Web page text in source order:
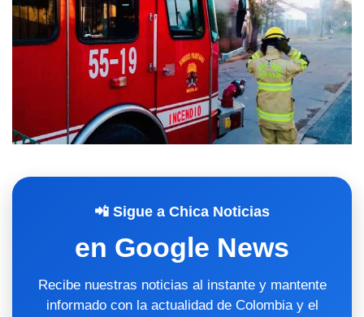
📲 Sigue a Chica Noticias
en Google News
Recibe nuestras noticias al instante y mantente
informado con la actualidad de Colombia y el